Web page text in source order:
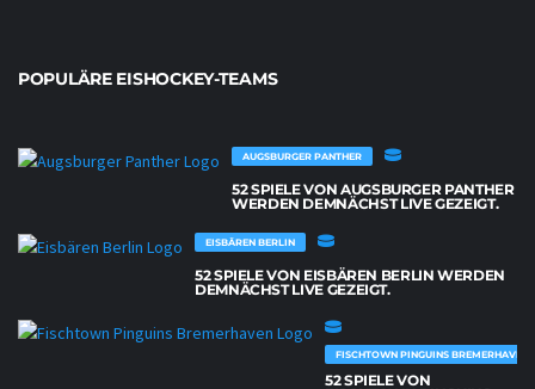
POPULÄRE EISHOCKEY-TEAMS
AUGSBURGER PANTHER
52 SPIELE VON AUGSBURGER PANTHER
WERDEN DEMNÄCHST LIVE GEZEIGT.
EISBÄREN BERLIN
52 SPIELE VON EISBÄREN BERLIN WERDEN
DEMNÄCHST LIVE GEZEIGT.
FISCHTOWN PINGUINS BREMERHAVEN
52 SPIELE VON